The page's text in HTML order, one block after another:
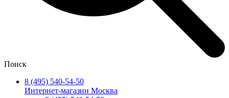
Поиск
8 (495) 540-54-50
Интернет-магазин Москва